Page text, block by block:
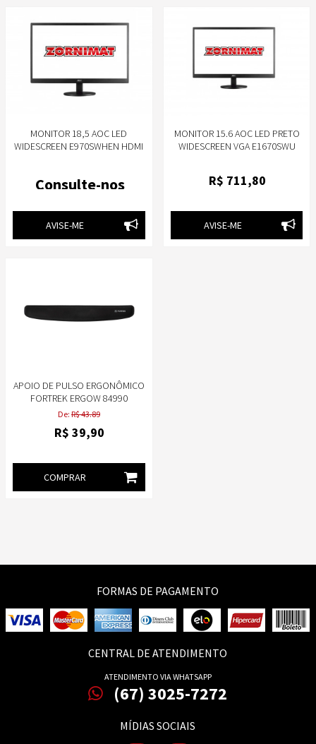
MONITOR 18,5 AOC LED
WIDESCREEN E970SWHEN HDMI
Consulte-nos
AVISE-ME
MONITOR 15.6 AOC LED PRETO
WIDESCREEN VGA E1670SWU
R$ 711,80
AVISE-ME
APOIO DE PULSO ERGONÔMICO
FORTREK ERGOW 84990
De: R$ 43.89
R$ 39,90
COMPRAR
FORMAS DE PAGAMENTO
CENTRAL DE ATENDIMENTO
ATENDIMENTO VIA WHATSAPP
(67) 3025-7272
MÍDIAS SOCIAIS